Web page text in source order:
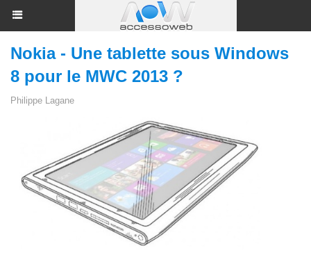
Nokia - Une tablette sous Windows
8 pour le MWC 2013 ?
Philippe Lagane